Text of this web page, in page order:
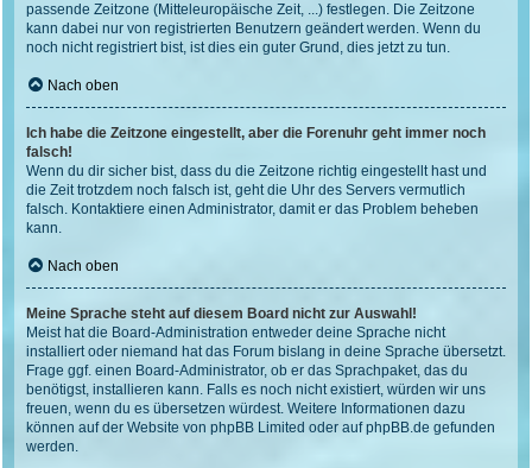
passende Zeitzone (Mitteleuropäische Zeit, ...) festlegen. Die Zeitzone
kann dabei nur von registrierten Benutzern geändert werden. Wenn du
noch nicht registriert bist, ist dies ein guter Grund, dies jetzt zu tun.
Nach oben
Ich habe die Zeitzone eingestellt, aber die Forenuhr geht immer noch
falsch!
Wenn du dir sicher bist, dass du die Zeitzone richtig eingestellt hast und
die Zeit trotzdem noch falsch ist, geht die Uhr des Servers vermutlich
falsch. Kontaktiere einen Administrator, damit er das Problem beheben
kann.
Nach oben
Meine Sprache steht auf diesem Board nicht zur Auswahl!
Meist hat die Board-Administration entweder deine Sprache nicht
installiert oder niemand hat das Forum bislang in deine Sprache übersetzt.
Frage ggf. einen Board-Administrator, ob er das Sprachpaket, das du
benötigst, installieren kann. Falls es noch nicht existiert, würden wir uns
freuen, wenn du es übersetzen würdest. Weitere Informationen dazu
können auf der Website von phpBB Limited oder aufphpBB.de gefunden
werden.